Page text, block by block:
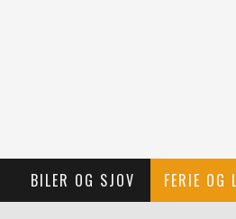
BILER OG SJOV FERIE OG